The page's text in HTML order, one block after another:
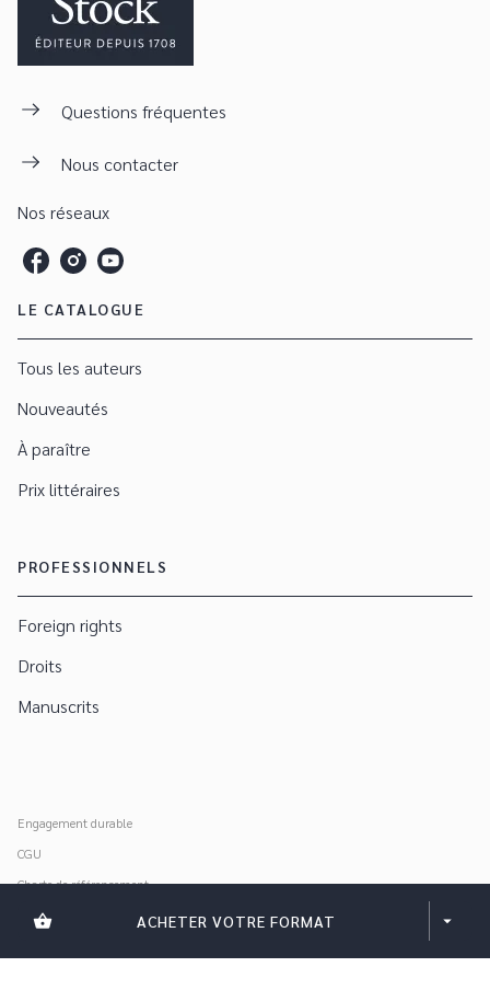
shopping_basket ACHETER VOTRE FORMAT arrow_drop_down
Questions fréquentes
Nous contacter
Nos réseaux
LE CATALOGUE
Tous les auteurs
Nouveautés
À paraître
Prix littéraires
PROFESSIONNELS
Foreign rights
Droits
Manuscrits
Engagement durable
CGU
Charte de référencement
Données personnelles